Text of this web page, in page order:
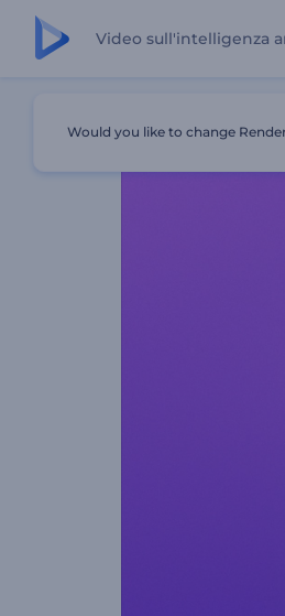
Video sull'intelligenza
Would you like to change